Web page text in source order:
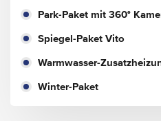
Park-Paket mit 360°
Spiegel-Paket Vito
Warmwasser-
Winter-Paket